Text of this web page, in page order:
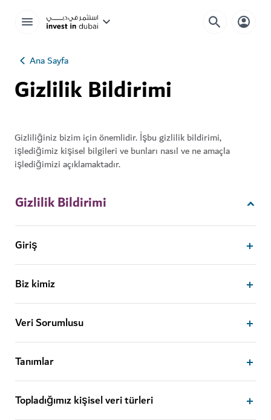
Ana Sayfa
Gizlilik Bildirimi
Gizliliğiniz bizim için önemlidir. İşbu gizlilik bildirimi,
işlediğimiz kişisel bilgileri ve bunları nasıl ve ne amaçla
işlediğimizi açıklamaktadır.
Gizlilik Bildirimi
Giriş
Biz kimiz
Veri Sorumlusu
Tanımlar
Topladığımız kişisel veri türleri